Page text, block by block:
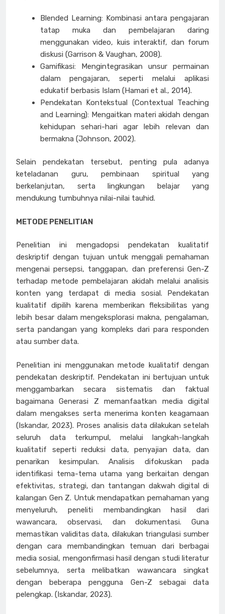
Blended Learning: Kombinasi antara pengajaran
tatap muka dan pembelajaran daring
menggunakan video, kuis interaktif, dan forum
diskusi (Garrison & Vaughan, 2008).
Gamifikasi: Mengintegrasikan unsur permainan
dalam pengajaran, seperti melalui aplikasi
edukatif berbasis Islam (Hamari et al., 2014).
Pendekatan Kontekstual (Contextual Teaching
and Learning): Mengaitkan materi akidah dengan
kehidupan sehari-hari agar lebih relevan dan
bermakna (Johnson, 2002).
Selain pendekatan tersebut, penting pula adanya
keteladanan guru, pembinaan spiritual yang
berkelanjutan, serta lingkungan belajar yang
mendukung tumbuhnya nilai-nilai tauhid.
METODE PENELITIAN
Penelitian ini mengadopsi pendekatan kualitatif
deskriptif dengan tujuan untuk menggali pemahaman
mengenai persepsi, tanggapan, dan preferensi Gen-Z
terhadap metode pembelajaran akidah melalui analisis
konten yang terdapat di media sosial. Pendekatan
kualitatif dipilih karena memberikan fleksibilitas yang
lebih besar dalam mengeksplorasi makna, pengalaman,
serta pandangan yang kompleks dari para responden
atau sumber data.
Penelitian ini menggunakan metode kualitatif dengan
pendekatan deskriptif. Pendekatan ini bertujuan untuk
menggambarkan secara sistematis dan faktual
bagaimana Generasi Z memanfaatkan media digital
dalam mengakses serta menerima konten keagamaan
(Iskandar, 2023). Proses analisis data dilakukan setelah
seluruh data terkumpul, melalui langkah-langkah
kualitatif seperti reduksi data, penyajian data, dan
penarikan kesimpulan. Analisis difokuskan pada
identifikasi tema-tema utama yang berkaitan dengan
efektivitas, strategi, dan tantangan dakwah digital di
kalangan Gen Z. Untuk mendapatkan pemahaman yang
menyeluruh, peneliti membandingkan hasil dari
wawancara, observasi, dan dokumentasi. Guna
memastikan validitas data, dilakukan triangulasi sumber
dengan cara membandingkan temuan dari berbagai
media sosial, mengonfirmasi hasil dengan studi literatur
sebelumnya, serta melibatkan wawancara singkat
dengan beberapa pengguna Gen-Z sebagai data
pelengkap. (Iskandar, 2023).